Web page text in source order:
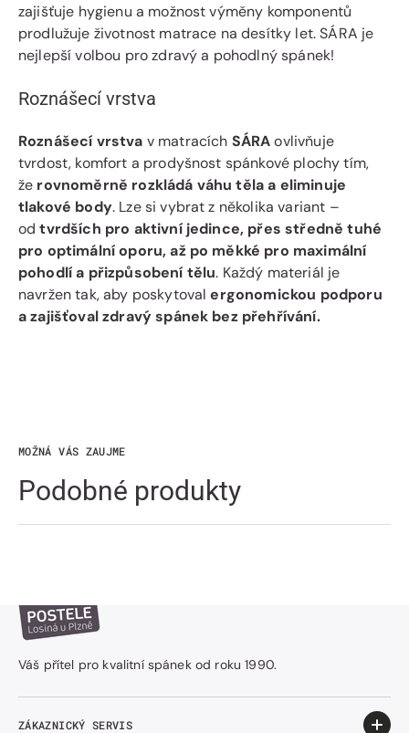
zajišťuje hygienu a možnost výměny komponentů
prodlužuje životnost matrace na desítky let. SÁRA je
nejlepší volbou pro zdravý a pohodlný spánek!
Roznášecí vrstva
Roznášecí vrstva v matracích SÁRAovlivňuje
tvrdost, komfort a prodyšnost spánkové plochy tím,
že rovnoměrně rozkládá váhu těla a eliminuje
tlakové body. Lze si vybrat z několika variant –
odtvrdších pro aktivní jedince, přes středně tuhé
pro optimální oporu, až po měkké pro maximální
pohodlí a přizpůsobení tělu. Každý materiál je
navržen tak, aby poskytovalergonomickou podporu
a zajišťoval zdravý spánek bez přehřívání.
MOŽNÁ VÁS ZAUJME
Podobné produkty
Váš přítel pro kvalitní spánek od roku 1990.
ZÁKAZNICKÝ SERVIS